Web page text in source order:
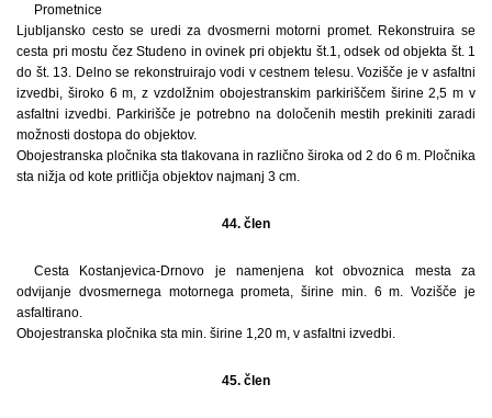
Prometnice
Ljubljansko cesto se uredi za dvosmerni motorni promet. Rekonstruira se
cesta pri mostu čez Studeno in ovinek pri objektu št.1, odsek od objekta št. 1
do št. 13. Delno se rekonstruirajo vodi v cestnem telesu. Vozišče je v asfaltni
izvedbi, široko 6 m, z vzdolžnim obojestranskim parkiriščem širine 2,5 m v
asfaltni izvedbi. Parkirišče je potrebno na določenih mestih prekiniti zaradi
možnosti dostopa do objektov.
Obojestranska pločnika sta tlakovana in različno široka od 2 do 6 m. Pločnika
sta nižja od kote pritličja objektov najmanj 3 cm.
44. člen
Cesta Kostanjevica-Drnovo je namenjena kot obvoznica mesta za
odvijanje dvosmernega motornega prometa, širine min. 6 m. Vozišče je
asfaltirano.
Obojestranska pločnika sta min. širine 1,20 m, v asfaltni izvedbi.
45. člen